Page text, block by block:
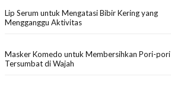
Lip Serum untuk Mengatasi Bibir Kering yang
Mengganggu Aktivitas
Masker Komedo untuk Membersihkan Pori-pori
Tersumbat di Wajah